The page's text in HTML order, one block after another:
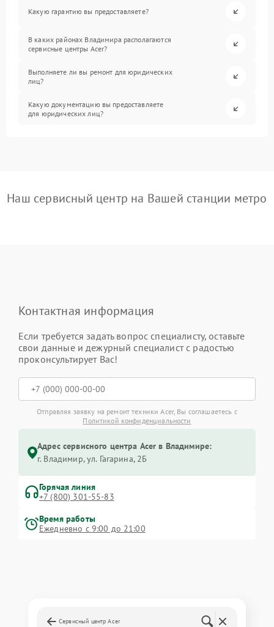
Какую гарантию вы предоставляете?
В каких районах Владимира располагаются
сервисные центры Acer?
Выполняете ли вы ремонт для юридических
лиц?
Какую документацию вы предоставляете
для юридических лиц?
Наш сервисный центр на Вашей станции метро
Контактная информация
Если требуется задать вопрос специалисту, оставьте
свои данные и дежурный специалист с радостью
проконсультирует Вас!
Отправляя заявку на ремонт техники Acer, Вы соглашаетесь с
Политикой конфиденциальности
Адрес сервисного центра Acer в Владимире:
г. Владимир, ул. Гагарина, 2Б
Горячая линия
+7 (800) 301-55-83
Время работы
Ежедневно с 9:00 до 21:00
Сервисный центр Acer